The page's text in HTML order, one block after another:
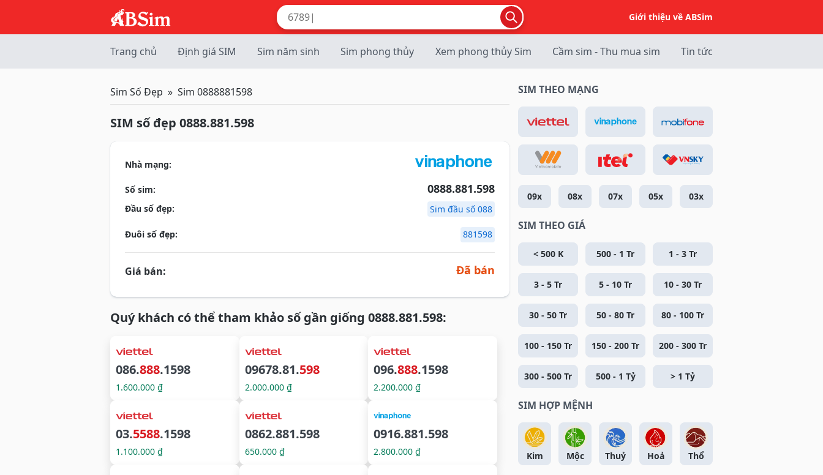
Giới thiệu về ABSim
Trang chủ Định giá SIM Sim năm sinh Sim phong thủy Xem phong thủy Sim Cầm sim - Thu mua sim Tin tức
Sim Số Đẹp Sim 0888881598
SIM số đẹp 0888.881.598
Nhà mạng:
Số sim: 0888.881.598
Đầu số đẹp: Sim đầu số 088
Đuôi số đẹp: 881598
Giá bán: Đã bán
Quý khách có thể tham khảo số gần giống 0888.881.598:
086.888.1598
1.600.000 ₫
09678.81.598
2.000.000 ₫
096.888.1598
2.200.000 ₫
03.5588.1598
1.100.000 ₫
0862.881.598
650.000 ₫
0916.881.598
2.800.000 ₫
SIM THEO MẠNG
09x 08x 07x 05x 03x
SIM THEO GIÁ
< 500 K 500 - 1 Tr 1 - 3 Tr
3 - 5 Tr 5 - 10 Tr 10 - 30 Tr
30 - 50 Tr 50 - 80 Tr 80 - 100 Tr
100 - 150 Tr 150 - 200 Tr 200 - 300 Tr
300 - 500 Tr 500 - 1 Tỷ > 1 Tỷ
SIM HỢP MỆNH
Kim Mộc Thuỷ Hoả Thổ